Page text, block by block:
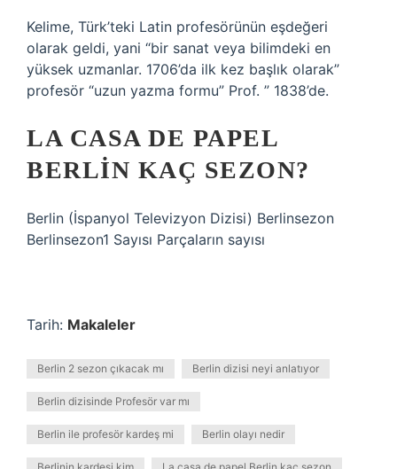
Kelime, Türk’teki Latin profesörünün eşdeğeri
olarak geldi, yani “bir sanat veya bilimdeki en
yüksek uzmanlar. 1706’da ilk kez başlık olarak”
profesör “uzun yazma formu” Prof. ” 1838’de.
LA CASA DE PAPEL
BERLIN KAÇ SEZON?
Berlin (İspanyol Televizyon Dizisi) Berlinsezon
Berlinsezon1 Sayısı Parçaların sayısı
Tarih: Makaleler
Berlin 2 sezon çıkacak mı Berlin dizisi neyi anlatıyor
Berlin dizisinde Profesör var mı
Berlin ile profesör kardeş mi Berlin olayı nedir